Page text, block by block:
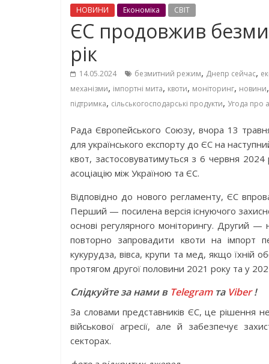
НОВИНИ Економіка СВІТ
ЄС продовжив
рік
14.05.2024 безмитний режим, Днепр сейчас,
механізми, імпортні мита, квоти, моніторинг, новини,
підтримка, сільськогосподарські продукти, Угода про
Рада Європейського Союзу, вчора 13
для українського експорту до ЄС на
квот, застосовуватимуться з 6 червня
асоціацію між Україною та ЄС.
Відповідно до нового регламенту, ЄС
Перший — посилена версія існуючого
основі регулярного моніторингу. Другий
повторно запровадити квоти на імпорт
кукурудза, вівса, крупи та мед, якщо їхній
протягом другої половини 2021 року та у
Слідкуйте за нами в Telegramта Viber!
За словами представників ЄС, це рішення
військової агресії, але й забезпечує
секторах.